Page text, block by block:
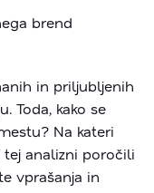
brend
in priljubljenih
Toda, kako se
Na kateri
tej analizni poročili
vprašanja in